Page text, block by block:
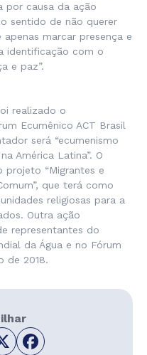
por causa da ação
sentido de não querer
marcar presença e
identificação com o
e paz”.
realizado o
Ecumênico ACT Brasil
será “ecumenismo
América Latina”. O
“Migrantes e
que terá como
religiosas para a
Outra ação
representantes do
da Água e no Fórum
de 2018.